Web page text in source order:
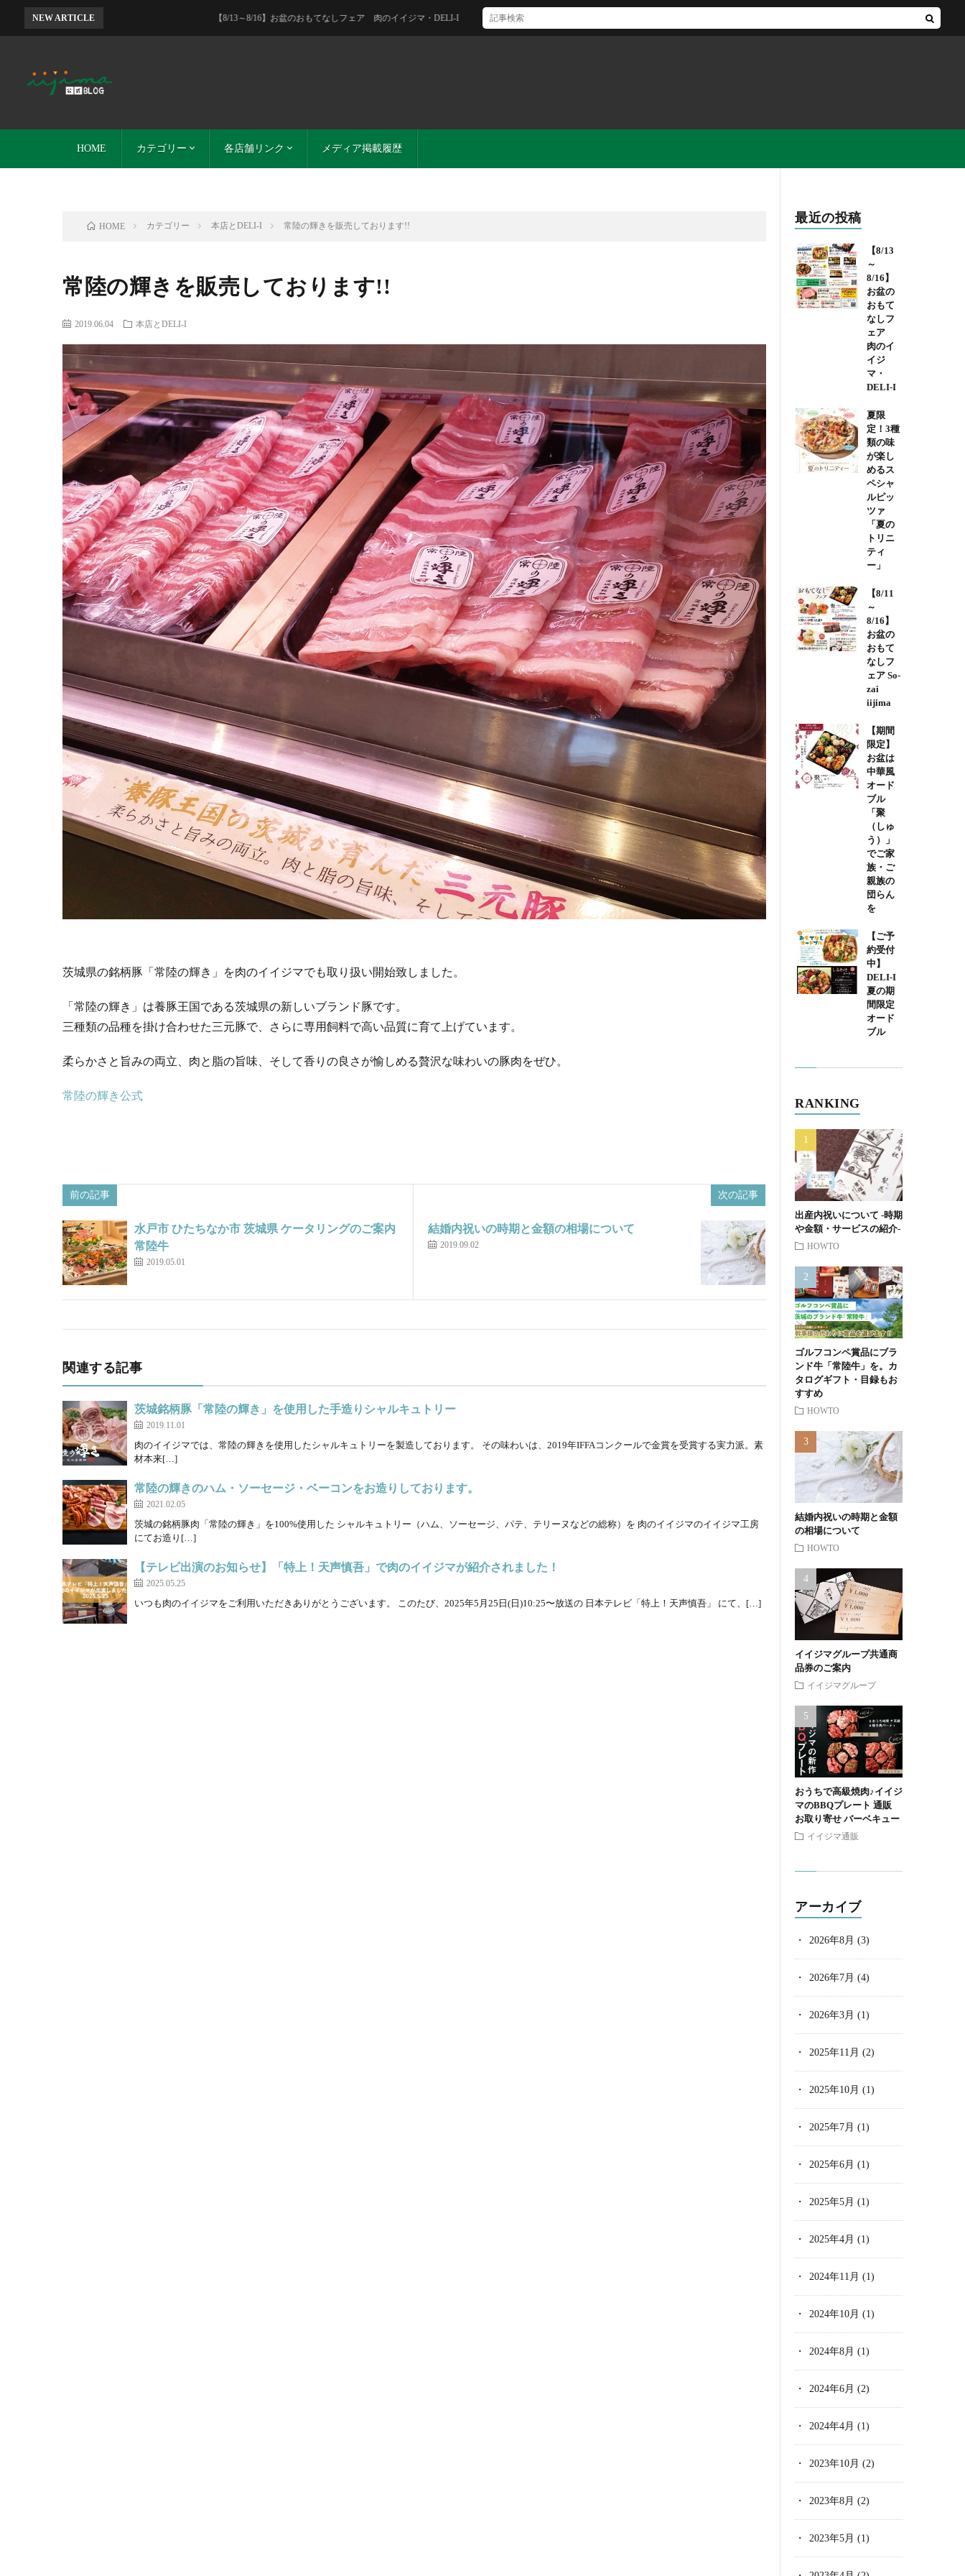
NEW ARTICLE 【8/13～8/16】お盆のおもてなしフェア 肉のイイジマ・DELI-I
HOME カテゴリー 各店舗リンク メディア掲載履歴
HOME カテゴリー 本店とDELI-I 常陸の輝きを販売しております!!
常陸の輝きを販売しております!!
2019.06.04 本店とDELI-I
茨城県の銘柄豚「常陸の輝き」を肉のイイジマでも取り扱い開始致しました。
「常陸の輝き」は養豚王国である茨城県の新しいブランド豚です。
三種類の品種を掛け合わせた三元豚で、さらに専用飼料で高い品質に育て上げています。
柔らかさと旨みの両立、肉と脂の旨味、そして香りの良さが愉しめる贅沢な味わいの豚肉をぜひ。
常陸の輝き公式
前の記事
水戸市 ひたちなか市 茨城県 ケータリングのご案内
常陸牛
2019.05.01
次の記事
結婚内祝いの時期と金額の相場について
2019.09.02
関連する記事
茨城銘柄豚「常陸の輝き」を使用した手造りシャルキュトリー
2019.11.01
肉のイイジマでは、常陸の輝きを使用したシャルキュトリーを製造しております。 その味わいは、2019年IFFAコンクールで金賞を受賞する実力派。素
材本来[…]
常陸の輝きのハム・ソーセージ・ベーコンをお造りしております。
2021.02.05
茨城の銘柄豚肉「常陸の輝き」を100%使用した シャルキュトリー（ハム、ソーセージ、パテ、テリーヌなどの総称）を 肉のイイジマのイイジマ工房
にてお造り[…]
【テレビ出演のお知らせ】「特上！天声慎吾」で肉のイイジマが紹介されました！
2025.05.25
いつも肉のイイジマをご利用いただきありがとうございます。 このたび、2025年5月25日(日)10:25〜放送の 日本テレビ「特上！天声慎吾」 にて、[…]
最近の投稿
【8/13
～
8/16】
お盆の
おもて
なしフ
ェア
肉のイ
イジ
マ・
DELI-I
夏限
定！3種
類の味
が楽し
めるス
ペシャ
ルピッ
ツァ
「夏の
トリニ
ティ
ー」
【8/11
～
8/16】
お盆の
おもて
なしフ
ェア So-
zai
iijima
【期間
限定】
お盆は
中華風
オード
ブル
「聚
（しゅ
う）」
でご家
族・ご
親族の
団らん
を
【ご予
約受付
中】
DELI-I
夏の期
間限定
オード
ブル
RANKING
出産内祝いについて -時期
や金額・サービスの紹介-
HOWTO
ゴルフコンペ賞品にブラ
ンド牛「常陸牛」を。カ
タログギフト・目録もお
すすめ
HOWTO
結婚内祝いの時期と金額
の相場について
HOWTO
イイジマグループ共通商
品券のご案内
イイジマグループ
おうちで高級焼肉♪イイジ
マのBBQプレート 通販
お取り寄せ バーベキュー
イイジマ通販
アーカイブ
2026年8月 (3)
2026年7月 (4)
2026年3月 (1)
2025年11月 (2)
2025年10月 (1)
2025年7月 (1)
2025年6月 (1)
2025年5月 (1)
2025年4月 (1)
2024年11月 (1)
2024年10月 (1)
2024年8月 (1)
2024年6月 (2)
2024年4月 (1)
2023年10月 (2)
2023年8月 (2)
2023年5月 (1)